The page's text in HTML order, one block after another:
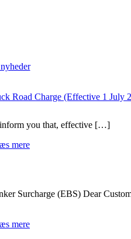
Road Charge (Effective 1 July
you that, effective […]
mere
Surcharge (EBS) Dear
mere